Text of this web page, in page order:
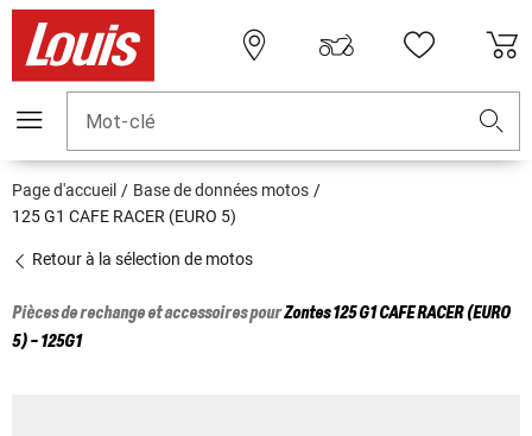
Mot-clé
Page d'accueil
Base de données motos
125 G1 CAFE RACER (EURO 5)
Retour à la sélection de motos
Pièces de rechange et accessoires pourZontes125 G1 CAFE RACER (EURO
5) - 125G1